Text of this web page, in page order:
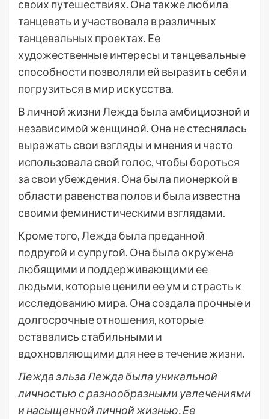
своих путешествиях. Она также любила
танцевать и участвовала в различных
танцевальных проектах. Ее
художественные интересы и танцевальные
способности позволяли ей выразить себя и
погрузиться в мир искусства.
В личной жизни Лежда была амбициозной и
независимой женщиной. Она не стеснялась
выражать свои взгляды и мнения и часто
использовала свой голос, чтобы бороться
за свои убеждения. Она была пионеркой в
области равенства полов и была известна
своими феминистическими взглядами.
Кроме того, Лежда была преданной
подругой и супругой. Она была окружена
любящими и поддерживающими ее
людьми, которые ценили ее ум и страсть к
исследованию мира. Она создала прочные и
долгосрочные отношения, которые
оставались стабильными и
вдохновляющими для нее в течение жизни.
Лежда эльза Лежда была уникальной
личностью с разнообразными увлечениями
и насыщенной личной жизнью. Ее